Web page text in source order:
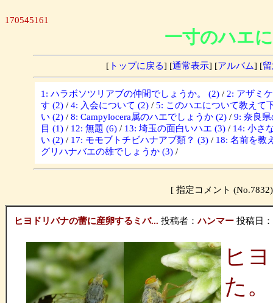
170545161
一寸のハエ
[トップに戻る] [通常表示] [アルバム] [
1: ハラボソツリアブの仲間でしょうか。 (2) / 2: アザミ
す (2) / 4: 入会について (2) / 5: このハエについて教えて
い (2) / 8: Campylocera属のハエでしょうか (2) / 9: 奈良
目 (1) / 12: 無題 (6) / 13: 埼玉の面白いハエ (3) / 14: 小さ
い (2) / 17: モモブトチビハナアブ類？ (3) / 18: 名前を教
グリハナバエの雄でしょうか (3) /
[ 指定コメント
ヒヨドリバナの蕾に産卵するミバ... 投稿者：ハンマー 投稿日
ヒ
た。